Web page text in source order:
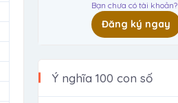
Bạn chưa có tài khoản?
Đăng ký ngay
Ý nghĩa 100 con số